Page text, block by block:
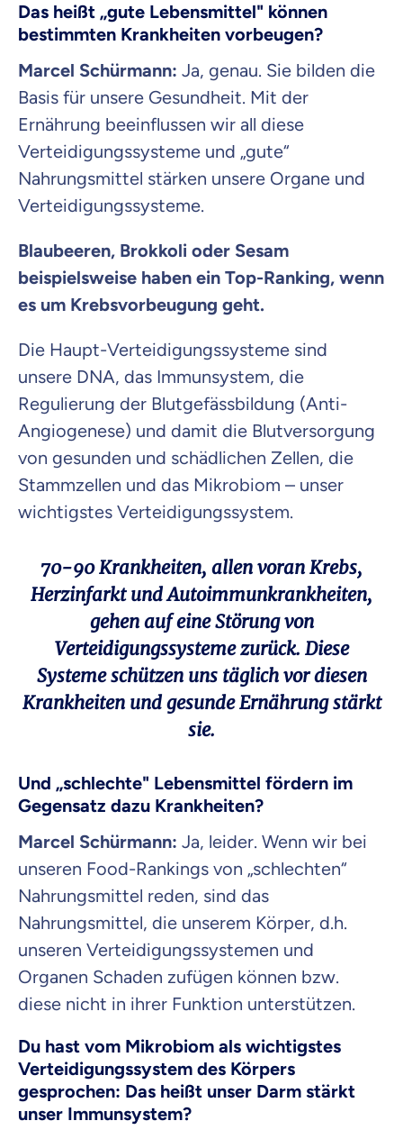
Das heißt „gute Lebensmittel" können
bestimmten Krankheiten vorbeugen?
Marcel Schürmann: Ja, genau. Sie bilden die
Basis für unsere Gesundheit. Mit der
Ernährung beeinflussen wir all diese
Verteidigungssysteme und „gute“
Nahrungsmittel stärken unsere Organe und
Verteidigungssysteme.
Blaubeeren, Brokkoli oder Sesam
beispielsweise haben ein Top-Ranking, wenn
es um Krebsvorbeugung geht.
Die Haupt-Verteidigungssysteme sind
unsere DNA, das Immunsystem, die
Regulierung der Blutgefässbildung (Anti-
Angiogenese) und damit die Blutversorgung
von gesunden und schädlichen Zellen, die
Stammzellen und das Mikrobiom – unser
wichtigstes Verteidigungssystem.
70-90 Krankheiten, allen voran Krebs,
Herzinfarkt und Autoimmunkrankheiten,
gehen auf eine Störung von
Verteidigungssysteme zurück. Diese
Systeme schützen uns täglich vor diesen
Krankheiten und gesunde Ernährung stärkt
sie.
Und „schlechte" Lebensmittel fördern im
Gegensatz dazu Krankheiten?
Marcel Schürmann: Ja, leider. Wenn wir bei
unseren Food-Rankings von „schlechten“
Nahrungsmittel reden, sind das
Nahrungsmittel, die unserem Körper, d.h.
unseren Verteidigungssystemen und
Organen Schaden zufügen können bzw.
diese nicht in ihrer Funktion unterstützen.
Du hast vom Mikrobiom als wichtigstes
Verteidigungssystem des Körpers
gesprochen: Das heißt unser Darm stärkt
unser Immunsystem?